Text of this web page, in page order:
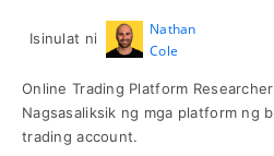
Isinulat ni
Nathan
Cole
Online Trading Platform
Nagsasaliksik ng mga platform ng
trading account.